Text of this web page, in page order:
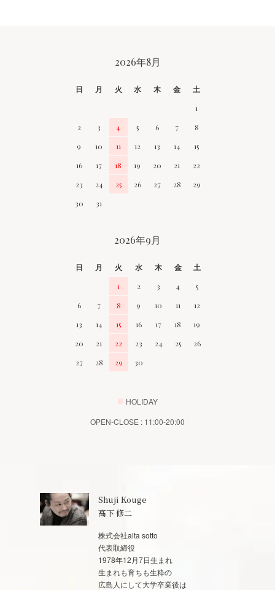
2026年8月
日 月 火 水 木 金
土
1
2
3 4 5 6 7
8
9
10 11 12 13 14
15
16
17 18 19 20 21
22
23
24 25 26 27 28
29
30
31
2026年9月
日 月 火 水 木 金
土
1
2 3 4
5
6
7 8 9 10 11
12
13
14 15 16 17 18
19
20
21 22 23 24 25
26
27
28 29 30
HOLIDAY
OPEN-CLOSE : 11:00-20:00
Shuji Kouge
高下 修二
株式会社alta sotto
代表取締役
1978年12月7日生まれ
生まれも育ちも生粋の
広島人にして大学卒業後は